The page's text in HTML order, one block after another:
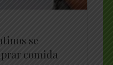
se
comida